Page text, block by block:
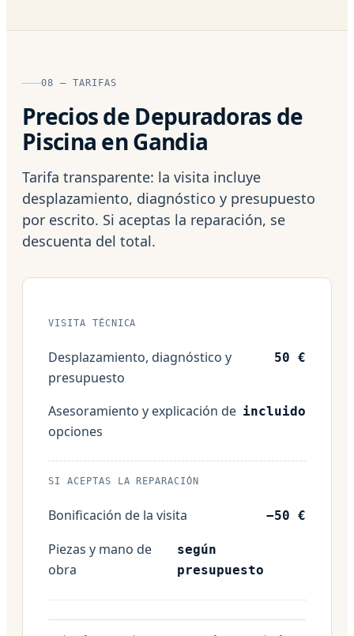
08 — TARIFAS
Precios de Depuradoras de
Piscina en Gandia
Tarifa transparente: la visita incluye
desplazamiento, diagnóstico y presupuesto
por escrito. Si aceptas la reparación, se
descuenta del total.
VISITA TÉCNICA
Desplazamiento, diagnóstico y
presupuesto
50 €
Asesoramiento y explicación de
opciones
incluido
SI ACEPTAS LA REPARACIÓN
Bonificación de la visita −50 €
Piezas y mano de
obra
según
presupuesto